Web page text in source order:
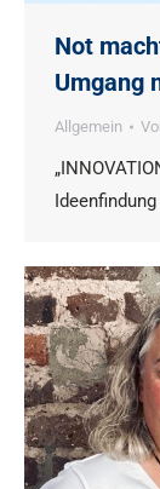
Not
Umgang
Allgemein
Ideenfindung